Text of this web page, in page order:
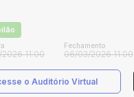
11:00
Fechamento
06/03/2026 11:00
o Auditório Virtual